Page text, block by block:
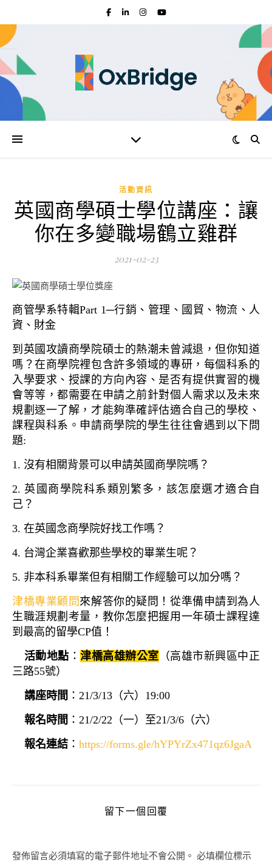
活動資訊
英國商學碩士學位講座：讓
你在多變職場鶴立雞群
2021-02-23
商管學系特輯Part 1─行銷、管理、國貿、物流、人
資、財金
到英國攻讀商學院碩士的熱潮未曾減退，但你知道
嗎？在商學院裡包含許多領域的專研，每個科系的
入學要求、授課的方向內容、是否有提供實習的機
會等等，都需要在申請之前針對個人需求以及未來
規劃逐一了解，才能夠準確評估適合自己的學校、
課程與科系。申請商學院的學生往往會遇到以下問
題:
1. 沒有相關背景可以申請英國商學院嗎？
2. 英國商學院科系類別繁多，該怎麼選才適合自
己？
3. 在英國念商學院好找工作嗎？
4. 台灣企業喜歡那些學校的畢業生呢？
5. 非本科系畢業但有相關工作經驗可以加分嗎？
津橋專業顧問來解答你的疑問！從準備申請到為人
生職涯規劃考量，教你怎麼把握用一年碩士課程達
到最高的留學CP值！
活動地點 ：津橋高雄辦公室 （高雄市新興區中正
三路55號）
講座時間 ：21/3/13（六）19:00
報名時間 ：21/2/22（一）至21/3/6（六）
報名連結 ： https://forms.gle/hYPYrZx471qz6JgaA
留下一個回覆
發佈留言必須填寫的電子郵件地址不會公開。 必填欄位標示